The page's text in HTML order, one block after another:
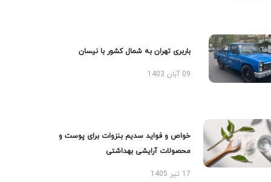
باربری تهران به شمال کشور با نیسان
09 آبان 1403
خواص و فواید سدیم بنزوات برای پوست و
محصولات آرایشی بهداشتی
17 تیر 1405